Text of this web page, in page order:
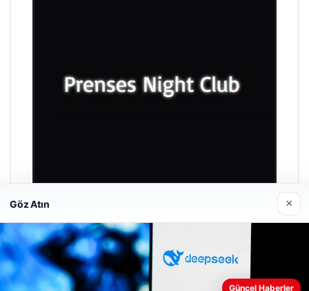
Prenses Night Club
29/04/2026
Göz Atın ×
Güncel Haberler